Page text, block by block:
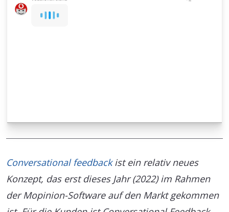
Conversational feedbackist ein relativ neues
Konzept, das erst dieses Jahr (2022) im Rahmen
der Mopinion-Software auf den Markt gekommen